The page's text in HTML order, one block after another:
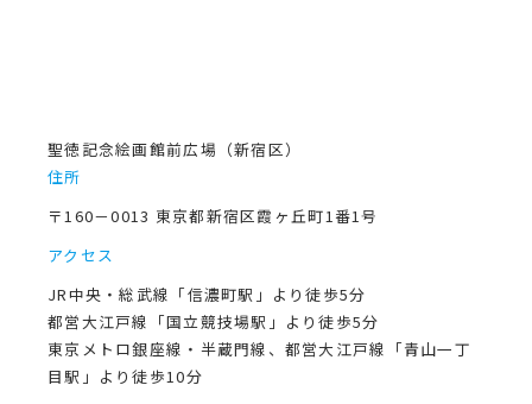
聖徳記念絵画館前広場（新宿区）
住所
〒160－0013 東京都新宿区霞ヶ丘町1番1号
アクセス
JR中央・総武線「信濃町駅」より徒歩5分
都営大江戸線「国立競技場駅」より徒歩5分
東京メトロ銀座線・半蔵門線、都営大江戸線「青山一丁
目駅」より徒歩10分